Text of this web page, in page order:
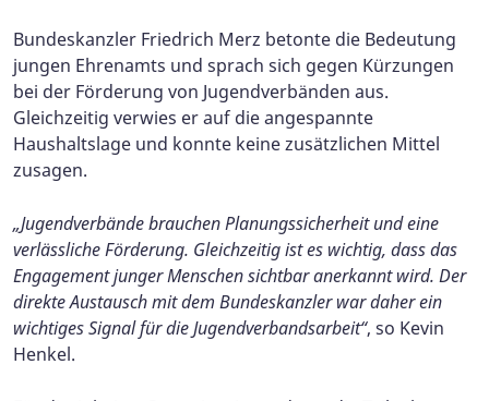
Bundeskanzler Friedrich Merz betonte die Bedeutung
jungen Ehrenamts und sprach sich gegen Kürzungen
bei der Förderung von Jugendverbänden aus.
Gleichzeitig verwies er auf die angespannte
Haushaltslage und konnte keine zusätzlichen Mittel
zusagen.
„Jugendverbände brauchen Planungssicherheit und eine
verlässliche Förderung. Gleichzeitig ist es wichtig, dass das
Engagement junger Menschen sichtbar anerkannt wird. Der
direkte Austausch mit dem Bundeskanzler war daher ein
wichtiges Signal für die Jugendverbandsarbeit“, so Kevin
Henkel.